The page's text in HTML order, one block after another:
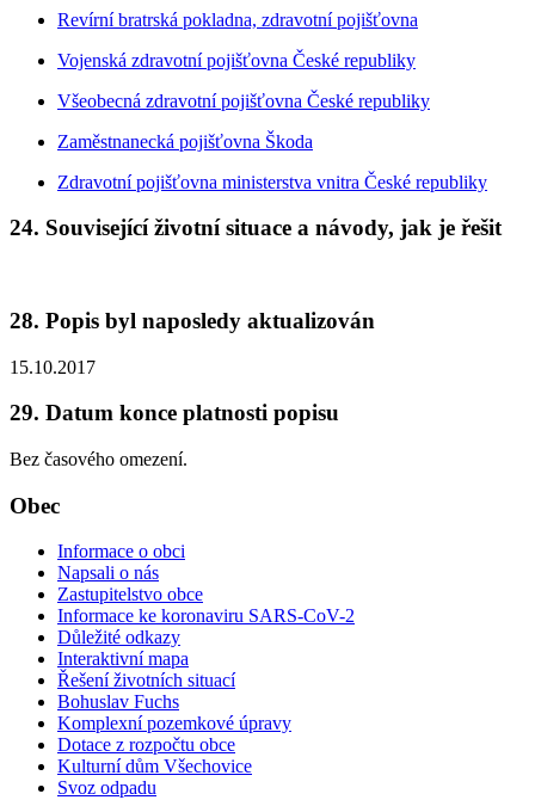
Revírní bratrská pokladna, zdravotní pojišťovna
Vojenská zdravotní pojišťovna České republiky
Všeobecná zdravotní pojišťovna České republiky
Zaměstnanecká pojišťovna Škoda
Zdravotní pojišťovna ministerstva vnitra České republiky
24. Související životní situace a návody, jak je řešit
28. Popis byl naposledy aktualizován
15.10.2017
29. Datum konce platnosti popisu
Bez časového omezení.
Obec
Informace o obci
Napsali o nás
Zastupitelstvo obce
Informace ke koronaviru SARS-CoV-2
Důležité odkazy
Interaktivní mapa
Řešení životních situací
Bohuslav Fuchs
Komplexní pozemkové úpravy
Dotace z rozpočtu obce
Kulturní dům Všechovice
Svoz odpadu